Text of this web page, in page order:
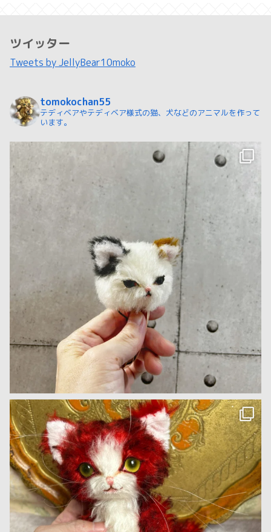
ツイッター
Tweets by JellyBear10moko
tomokochan55
テディベアやテディベア様式の猫、犬などのアニマルを作って
います。